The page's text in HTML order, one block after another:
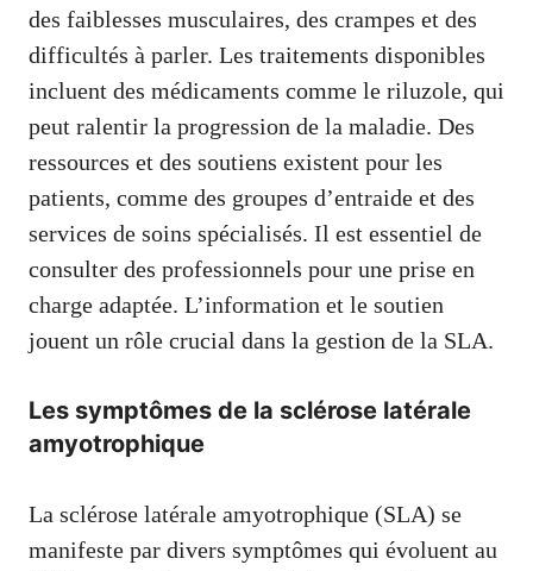
des faiblesses musculaires, des crampes et des
difficultés à parler. Les traitements disponibles
incluent des médicaments comme le riluzole, qui
peut ralentir la progression de la maladie. Des
ressources et des soutiens existent pour les
patients, comme des groupes d’entraide et des
services de soins spécialisés. Il est essentiel de
consulter des professionnels pour une prise en
charge adaptée. L’information et le soutien
jouent un rôle crucial dans la gestion de la SLA.
Les symptômes de la sclérose latérale
amyotrophique
La sclérose latérale amyotrophique (SLA) se
manifeste par divers symptômes qui évoluent au